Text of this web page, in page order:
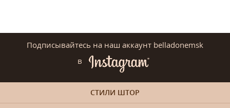
Подписывайтесь на наш аккаунт belladonemsk
в
СТИЛИ ШТОР